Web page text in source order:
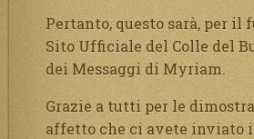
Pertanto, questo sarà, per il
Sito Ufficiale del Colle del
dei Messaggi di Myriam.
Grazie a tutti per le
affetto che ci avete inviato